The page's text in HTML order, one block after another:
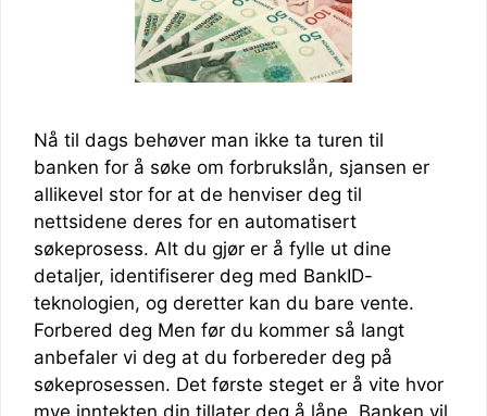
Nå til dags behøver man ikke ta turen til
banken for å søke om forbrukslån, sjansen er
allikevel stor for at de henviser deg til
nettsidene deres for en automatisert
søkeprosess. Alt du gjør er å fylle ut dine
detaljer, identifiserer deg med BankID-
teknologien, og deretter kan du bare vente.
Forbered deg Men før du kommer så langt
anbefaler vi deg at du forbereder deg på
søkeprosessen. Det første steget er å vite hvor